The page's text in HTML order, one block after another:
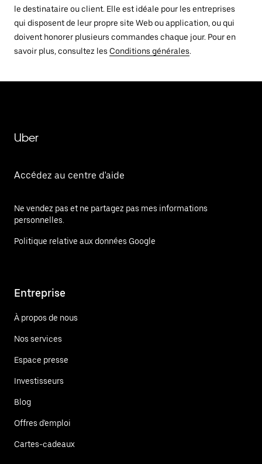
le destinataire ou client. Elle est idéale pour les entreprises
qui disposent de leur propre site Web ou application, ou qui
doivent honorer plusieurs commandes chaque jour. Pour en
savoir plus, consultez les Conditions générales.
Uber
Accédez au centre d'aide
Ne vendez pas et ne partagez pas mes informations
personnelles.
Politique relative aux données Google
Entreprise
À propos de nous
Nos services
Espace presse
Investisseurs
Blog
Offres d'emploi
Cartes-cadeaux